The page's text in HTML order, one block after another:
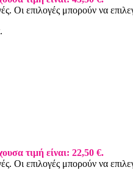
Οι επιλογές μπορούν να
τιμή είναι: 22,50 €.
Οι επιλογές μπορούν να